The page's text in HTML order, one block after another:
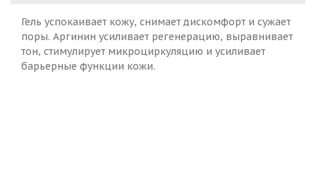
Гель успокаивает кожу, снимает дискомфорт и сужает
поры. Аргинин усиливает регенерацию, выравнивает
тон, стимулирует микроциркуляцию и усиливает
барьерные функции кожи.